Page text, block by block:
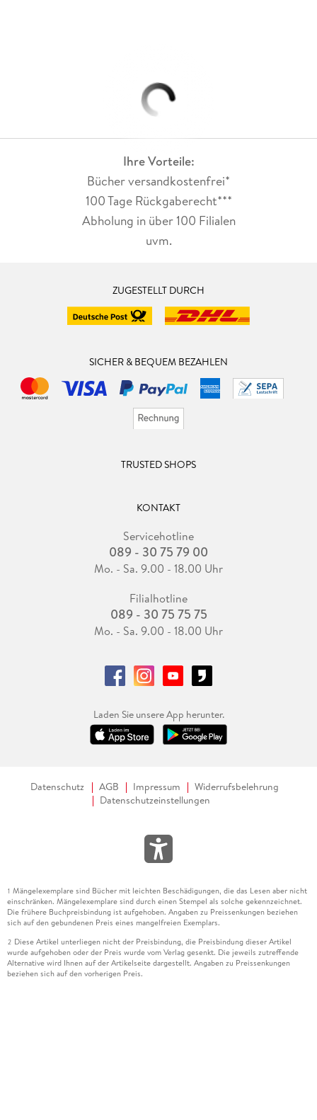
Ihre Vorteile:
Bücher versandkostenfrei*
100 Tage Rückgaberecht***
Abholung in über 100 Filialen
uvm.
ZUGESTELLT DURCH
SICHER & BEQUEM BEZAHLEN
TRUSTED SHOPS
KONTAKT
Servicehotline
089 - 30 75 79 00
Mo. - Sa. 9.00 - 18.00 Uhr
Filialhotline
089 - 30 75 75 75
Mo. - Sa. 9.00 - 18.00 Uhr
Laden Sie unsere App herunter.
Datenschutz AGB Impressum
Widerrufsbelehrung
Datenschutzeinstellungen
1 Mängelexemplare sind Bücher mit leichten Beschädigungen, die das Lesen aber nicht
einschränken. Mängelexemplare sind durch einen Stempel als solche gekennzeichnet.
Die frühere Buchpreisbindung ist aufgehoben. Angaben zu Preissenkungen beziehen
sich auf den gebundenen Preis eines mangelfreien Exemplars.
2 Diese Artikel unterliegen nicht der Preisbindung, die Preisbindung dieser Artikel
wurde aufgehoben oder der Preis wurde vom Verlag gesenkt. Die jeweils zutreffende
Alternative wird Ihnen auf der Artikelseite dargestellt. Angaben zu Preissenkungen
beziehen sich auf den vorherigen Preis.